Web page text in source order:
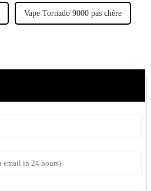
Vape Tornado 9000 pas chère